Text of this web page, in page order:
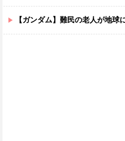
【ガンダム】難民の老人が地球に来れたこと喜んでてア